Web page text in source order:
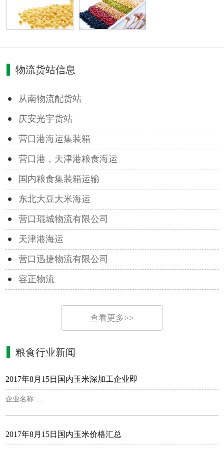
物流货站信息
从南物流配货站
庆安光宇货站
营口港海运集装箱
营口港，天津港粮食海运
国内粮食集装箱运输
东北大豆大米海运
营口琨城物流有限公司
天津港海运
营口迅捷物流有限公司
容正物流
查看更多>>
粮食行业新闻
2017年8月15日国内玉米深加工企业即
企业名称 ...
2017年8月15日国内玉米价格汇总